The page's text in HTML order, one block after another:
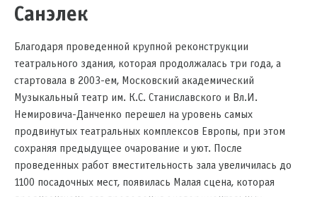
Санэлек
Благодаря проведенной крупной реконструкции
театрального здания, которая продолжалась три года, а
стартовала в 2003-ем, Московский академический
Музыкальный театр им. К.С. Станиславского и Вл.И.
Немировича­-Данченко перешел на уровень самых
продвинутых театральных комплексов Европы, при этом
сохраняя предыдущее очарование и уют. После
проведенных работ вместительность зала увеличилась до
1100 посадочных мест, появилась Малая сцена, которая